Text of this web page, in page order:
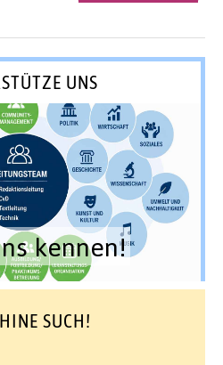
UNS
kennen!
SUCH!